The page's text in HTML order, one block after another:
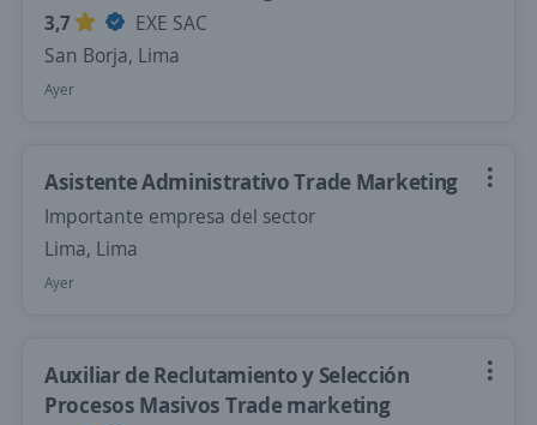
3,7
EXE SAC
San Borja, Lima
Ayer
Asistente Administrativo Trade Marketing
Importante empresa del sector
Lima, Lima
Ayer
Auxiliar de Reclutamiento y Selección
Procesos Masivos Trade marketing